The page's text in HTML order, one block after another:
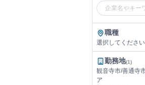
職種
選択してください
勤務地(1)
観音寺市/善通寺
ア